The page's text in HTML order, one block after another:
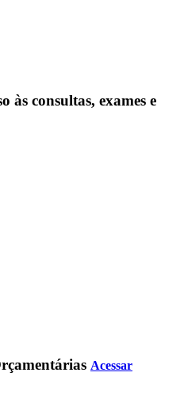
às consultas, exames e
Acessar